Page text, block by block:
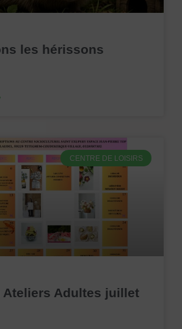
les hérissons
CENTRE DE LOISIRS
Ateliers Adultes juillet